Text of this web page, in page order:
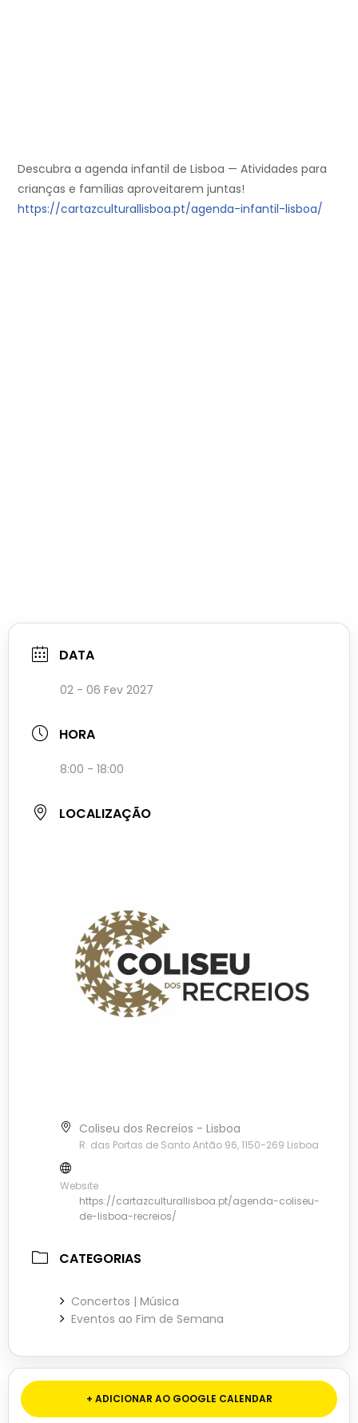
Descubra a agenda infantil de Lisboa — Atividades para
crianças e famílias aproveitarem juntas!
https://cartazculturallisboa.pt/agenda-infantil-lisboa/
DATA
02 - 06 Fev 2027
HORA
8:00 - 18:00
LOCALIZAÇÃO
Coliseu dos Recreios - Lisboa
R. das Portas de Santo Antão 96, 1150-269 Lisboa
Website
https://cartazculturallisboa.pt/agenda-coliseu-
de-lisboa-recreios/
CATEGORIAS
Concertos | Música
Eventos ao Fim de Semana
+ ADICIONAR AO GOOGLE CALENDAR